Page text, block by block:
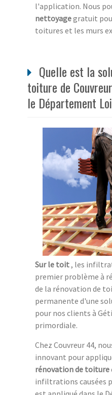
l'application. Nous
nettoyagegratuit
toitures et les murs
Quelle est la
toiture de
le Département
Sur le toit, les
premier problème à
de la rénovation de
permanente d'une
pour nos clients à
primordiale.
Chez Couvreur 44,
innovant pour
rénovation de toiture
infiltrations causées